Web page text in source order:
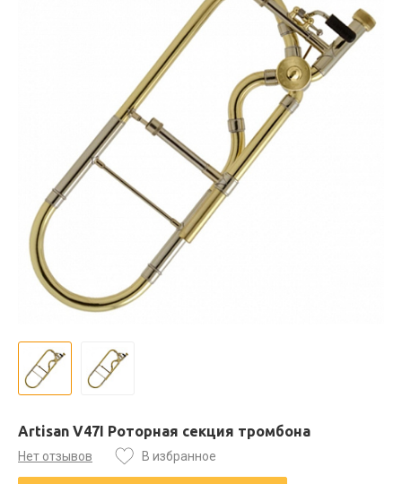
Artisan V47I Роторная секция тромбона
Нет отзывов В избранное